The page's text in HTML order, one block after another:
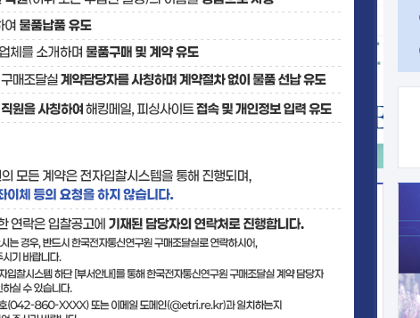
사업화본부
행정본부
대외협력부
기술사업화플랫폼/기술이전
기술예고 중소기업 지원
보유특허 이전가능 기술